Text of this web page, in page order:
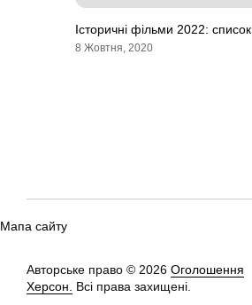
Історичні фільми 2022:
8 Жовтня, 2020
Мапа сайту
Авторське право © 2026 Оголошення
Херсон.
Всі права захищені.